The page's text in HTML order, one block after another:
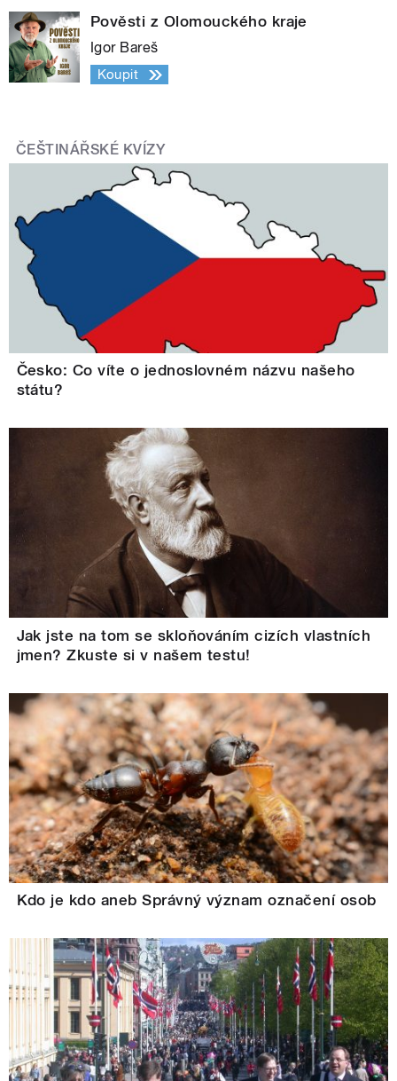
Pověsti z Olomouckého kraje
Igor Bareš
Koupit
ČEŠTINÁŘSKÉ KVÍZY
Česko: Co víte o jednoslovném názvu našeho
státu?
Jak jste na tom se skloňováním cizích vlastních
jmen? Zkuste si v našem testu!
Kdo je kdo aneb Správný význam označení osob